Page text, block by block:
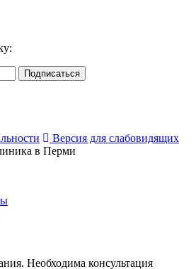
Версия для слабовидящих
в Перми
Необходима консультация